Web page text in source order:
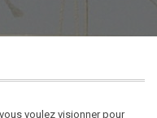
voulez visionner pour